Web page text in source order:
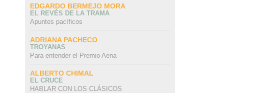
EDGARDO BERMEJO MORA
EL REVÉS DE LA TRAMA
Apuntes pacíficos
ADRIANA PACHECO
TROYANAS
Para entender el Premio Aena
ALBERTO CHIMAL
EL CRUCE
HABLAR CON LOS CLÁSICOS